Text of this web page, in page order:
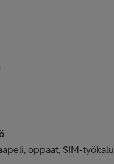
oppaat, SIM-työkalu